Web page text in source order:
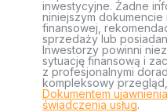
inwestycyjne. Żadne
niniejszym
finansowej,
sprzedaży lub
Inwestorzy powinni
sytuację finansową i
z profesjonalnymi
kompleksowy
Dokumentem
świadczenia usług.